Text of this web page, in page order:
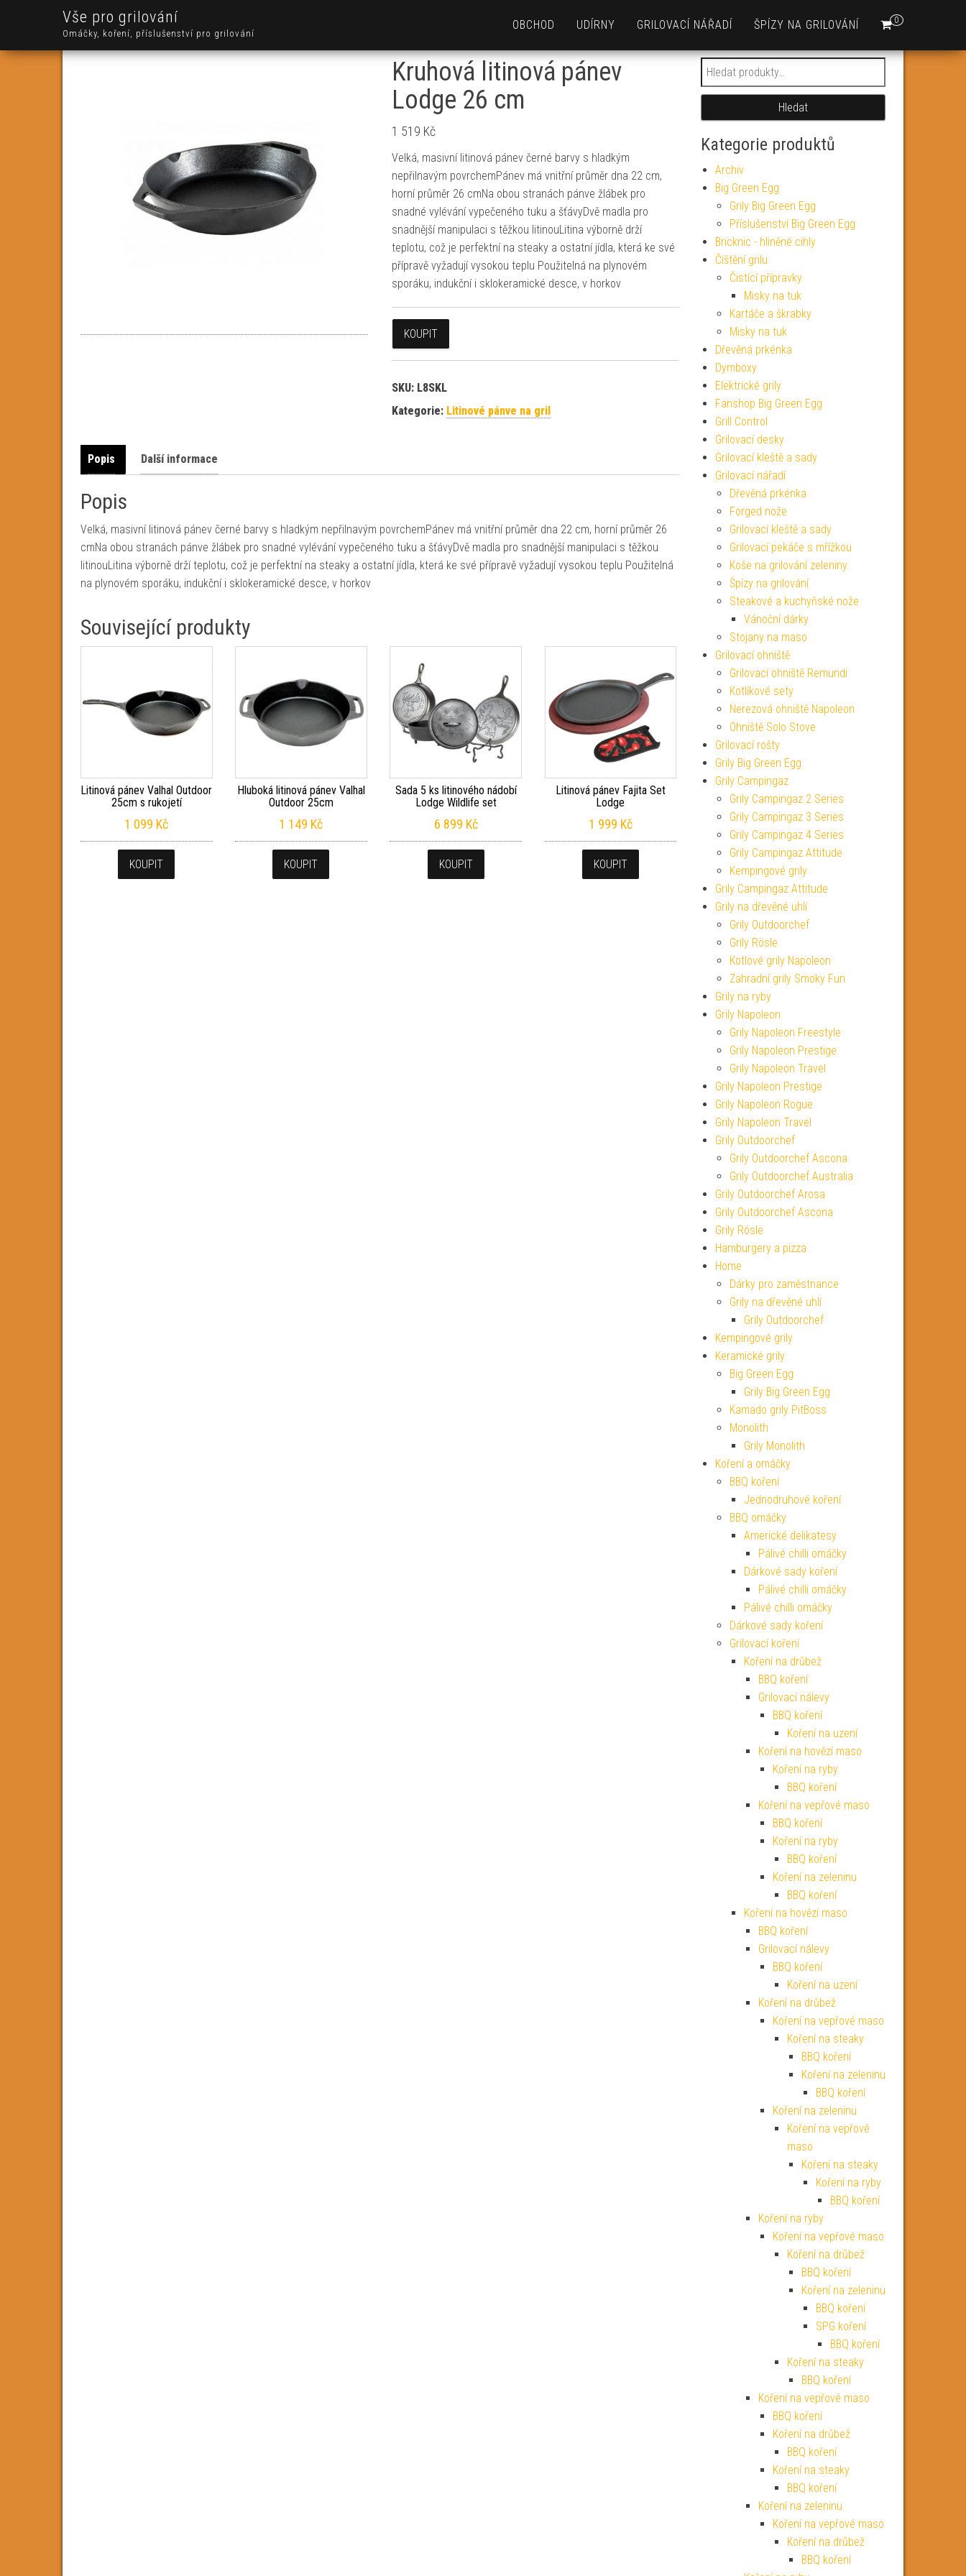
Vše pro grilování
Omáčky, koření, příslušenství pro grilování
0
OBCHOD UDÍRNY GRILOVACÍ NÁŘADÍ ŠPÍZY NA GRILOVÁNÍ
Kruhová litinová pánev
Lodge 26 cm
1 519 Kč
Velká, masivní litinová pánev černé barvy s hladkým
nepřilnavým povrchemPánev má vnitřní průměr dna 22 cm,
horní průměr 26 cmNa obou stranách pánve žlábek pro
snadné vylévání vypečeného tuku a šťávyDvě madla pro
snadnější manipulaci s těžkou litinouLitina výborně drží
teplotu, což je perfektní na steaky a ostatní jídla, která ke své
přípravě vyžadují vysokou teplu Použitelná na plynovém
sporáku, indukční i sklokeramické desce, v horkov
KOUPIT
SKU: L8SKL
Kategorie: Litinové pánve na gril
Popis Další informace
Popis
Velká, masivní litinová pánev černé barvy s hladkým nepřilnavým povrchemPánev má vnitřní průměr dna 22 cm, horní průměr 26
cmNa obou stranách pánve žlábek pro snadné vylévání vypečeného tuku a šťávyDvě madla pro snadnější manipulaci s těžkou
litinouLitina výborně drží teplotu, což je perfektní na steaky a ostatní jídla, která ke své přípravě vyžadují vysokou teplu Použitelná
na plynovém sporáku, indukční i sklokeramické desce, v horkov
Související produkty
Litinová pánev Valhal Outdoor
25cm s rukojetí
1 099 Kč
KOUPIT
Hluboká litinová pánev Valhal
Outdoor 25cm
1 149 Kč
KOUPIT
Sada 5 ks litinového nádobí
Lodge Wildlife set
6 899 Kč
KOUPIT
Litinová pánev Fajita Set
Lodge
1 999 Kč
KOUPIT
Hledat:
Hledat
Kategorie produktů
Archiv
Big Green Egg
Grily Big Green Egg
Příslušenství Big Green Egg
Bricknic - hliněné cihly
Čištění grilu
Čistící přípravky
Misky na tuk
Kartáče a škrabky
Misky na tuk
Dřevěná prkénka
Dymboxy
Elektrické grily
Fanshop Big Green Egg
Grill Control
Grilovací desky
Grilovací kleště a sady
Grilovací nářadí
Dřevěná prkénka
Forged nože
Grilovací kleště a sady
Grilovací pekáče s mřížkou
Koše na grilování zeleniny
Špízy na grilování
Steakové a kuchyňské nože
Vánoční dárky
Stojany na maso
Grilovací ohniště
Grilovací ohniště Remundi
Kotlíkové sety
Nerezová ohniště Napoleon
Ohniště Solo Stove
Grilovací rošty
Grily Big Green Egg
Grily Campingaz
Grily Campingaz 2 Series
Grily Campingaz 3 Series
Grily Campingaz 4 Series
Grily Campingaz Attitude
Kempingové grily
Grily Campingaz Attitude
Grily na dřevěné uhlí
Grily Outdoorchef
Grily Rösle
Kotlové grily Napoleon
Zahradní grily Smoky Fun
Grily na ryby
Grily Napoleon
Grily Napoleon Freestyle
Grily Napoleon Prestige
Grily Napoleon Travel
Grily Napoleon Prestige
Grily Napoleon Rogue
Grily Napoleon Travel
Grily Outdoorchef
Grily Outdoorchef Ascona
Grily Outdoorchef Australia
Grily Outdoorchef Arosa
Grily Outdoorchef Ascona
Grily Rösle
Hamburgery a pizza
Home
Dárky pro zaměstnance
Grily na dřevěné uhlí
Grily Outdoorchef
Kempingové grily
Keramické grily
Big Green Egg
Grily Big Green Egg
Kamado grily PitBoss
Monolith
Grily Monolith
Koření a omáčky
BBQ koření
Jednodruhové koření
BBQ omáčky
Americké delikatesy
Pálivé chilli omáčky
Dárkové sady koření
Pálivé chilli omáčky
Pálivé chilli omáčky
Dárkové sady koření
Grilovací koření
Koření na drůbež
BBQ koření
Grilovací nálevy
BBQ koření
Koření na uzení
Koření na hovězí maso
Koření na ryby
BBQ koření
Koření na vepřové maso
BBQ koření
Koření na ryby
BBQ koření
Koření na zeleninu
BBQ koření
Koření na hovězí maso
BBQ koření
Grilovací nálevy
BBQ koření
Koření na uzení
Koření na drůbež
Koření na vepřové maso
Koření na steaky
BBQ koření
Koření na zeleninu
BBQ koření
Koření na zeleninu
Koření na vepřové
maso
Koření na steaky
Koření na ryby
BBQ koření
Koření na ryby
Koření na vepřové maso
Koření na drůbež
BBQ koření
Koření na zeleninu
BBQ koření
SPG koření
BBQ koření
Koření na steaky
BBQ koření
Koření na vepřové maso
BBQ koření
Koření na drůbež
BBQ koření
Koření na steaky
BBQ koření
Koření na zeleninu
Koření na vepřové maso
Koření na drůbež
BBQ koření